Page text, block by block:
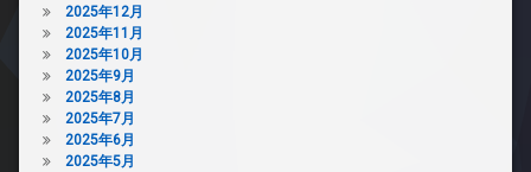
2025年12月
2025年11月
2025年10月
2025年9月
2025年8月
2025年7月
2025年6月
2025年5月